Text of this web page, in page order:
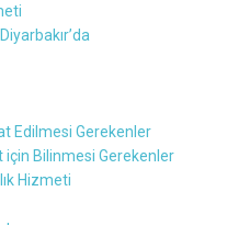
Edilmesi Gerekenler
için Bilinmesi Gerekenler
Hizmeti